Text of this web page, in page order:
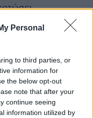
Personal
to third parties, or
information for
the below opt-out
note that after your
continue seeing
information utilized by
πείτε. Δίνω
να στηρίξω την
και την καρέκλα
ο
Τσίπρας, ο